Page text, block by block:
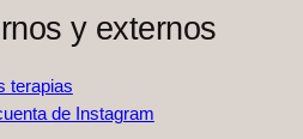
y externos
terapias
de Instagram